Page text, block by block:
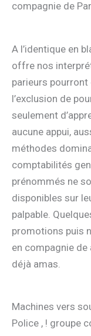
compagnie de
A l’identique en
offre nos
parieurs
l’exclusion de
seulement
aucune appui,
méthodes
comptabilités
prénommés ne
disponibles sur
palpable.
promotions puis
en compagnie
déjà amas.
Machines vers
Police , ! groupe